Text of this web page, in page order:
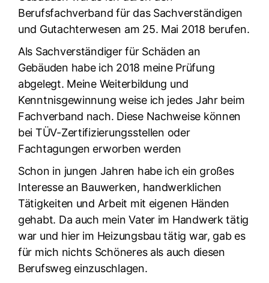
Berufsfachverband für das Sachverständigen
und Gutachterwesen am 25. Mai 2018 berufen.
Als Sachverständiger für Schäden an
Gebäuden habe ich 2018 meine Prüfung
abgelegt. Meine Weiterbildung und
Kenntnisgewinnung weise ich jedes Jahr beim
Fachverband nach. Diese Nachweise können
bei TÜV-Zertifizierungsstellen oder
Fachtagungen erworben werden
Schon in jungen Jahren habe ich ein großes
Interesse an Bauwerken, handwerklichen
Tätigkeiten und Arbeit mit eigenen Händen
gehabt. Da auch mein Vater im Handwerk tätig
war und hier im Heizungsbau tätig war, gab es
für mich nichts Schöneres als auch diesen
Berufsweg einzuschlagen.